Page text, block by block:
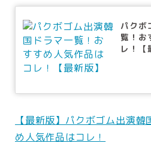
パクボ
覧！お
レ！【
【最新版】パクボゴム出演
め人気作品はコレ！